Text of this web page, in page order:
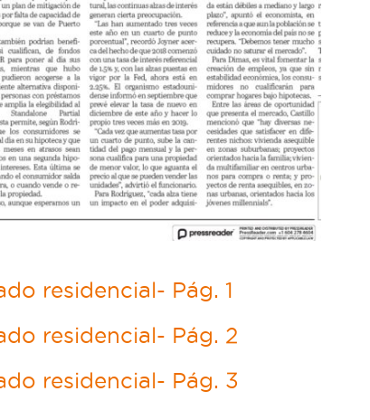
residencial- Pág. 1
residencial- Pág. 2
residencial- Pág. 3